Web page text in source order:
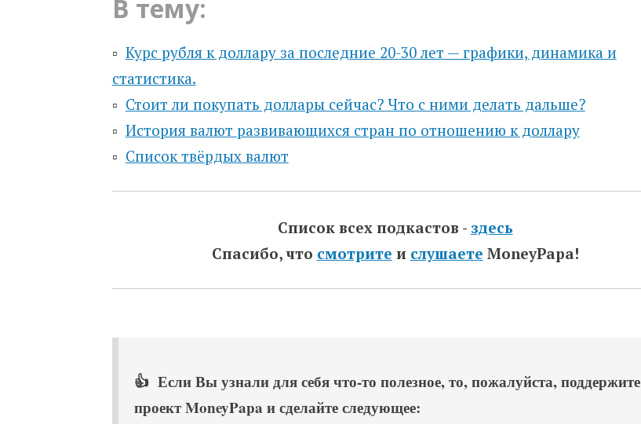
В тему:
▫️ Курс рубля к доллару за последние 20-30 лет — графики, динамика и
статистика.
▫️ Стоит ли покупать доллары сейчас? Что с ними делать дальше?
▫️ История валют развивающихся стран по отношению к доллару
▫️ Список твёрдых валют
Список всех подкастов - здесь
Спасибо, что смотрите и слушаете MoneyPapa!
👍 Если Вы узнали для себя что-то полезное, то, пожалуйста, поддержите
проект MoneyPapa и сделайте следующее: